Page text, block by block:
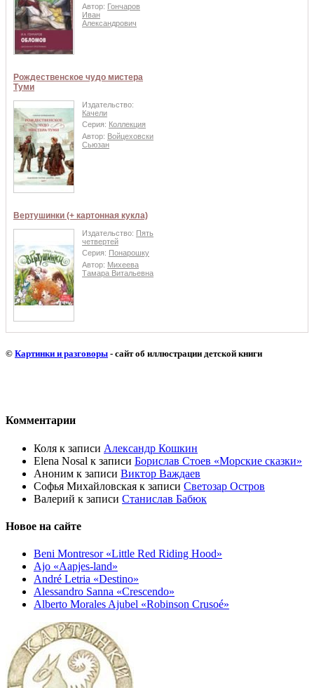
Автор: Гончаров
Иван
Александрович
Рождественское чудо мистера
Туми
Издательство:
Качели
Серия: Коллекция
Автор: Войцеховски
Сьюзан
Вертушинки (+ картонная кукла)
Издательство: Пять
четвертей
Серия: Понарошку
Автор: Михеева
Тамара Витальевна
© Картинки и разговоры - сайт об иллюстрации детской книги
Комментарии
Коля к записи Александр Кошкин
Elena Nosal к записи Борислав Стоев «Морские сказки»
Аноним к записи Виктор Важдаев
Софья Михайловская к записи Светозар Остров
Валерий к записи Станислав Бабюк
Новое на сайте
Beni Montresor «Little Red Riding Hood»
Ajo «Aapjes-land»
André Letria «Destino»
Alessandro Sanna «Crescendo»
Alberto Morales Ajubel «Robinson Crusoé»